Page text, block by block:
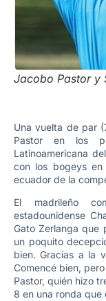
Jacobo Pastor y
Una vuelta de par
Pastor en los
Latinoamericana
con los bogeys
ecuador de la
El madrileño
estadounidense
Gato Zerlanga que
un poquito
bien. Gracias a la
Comencé bien,
Pastor, quién hizo
8 en una ronda que